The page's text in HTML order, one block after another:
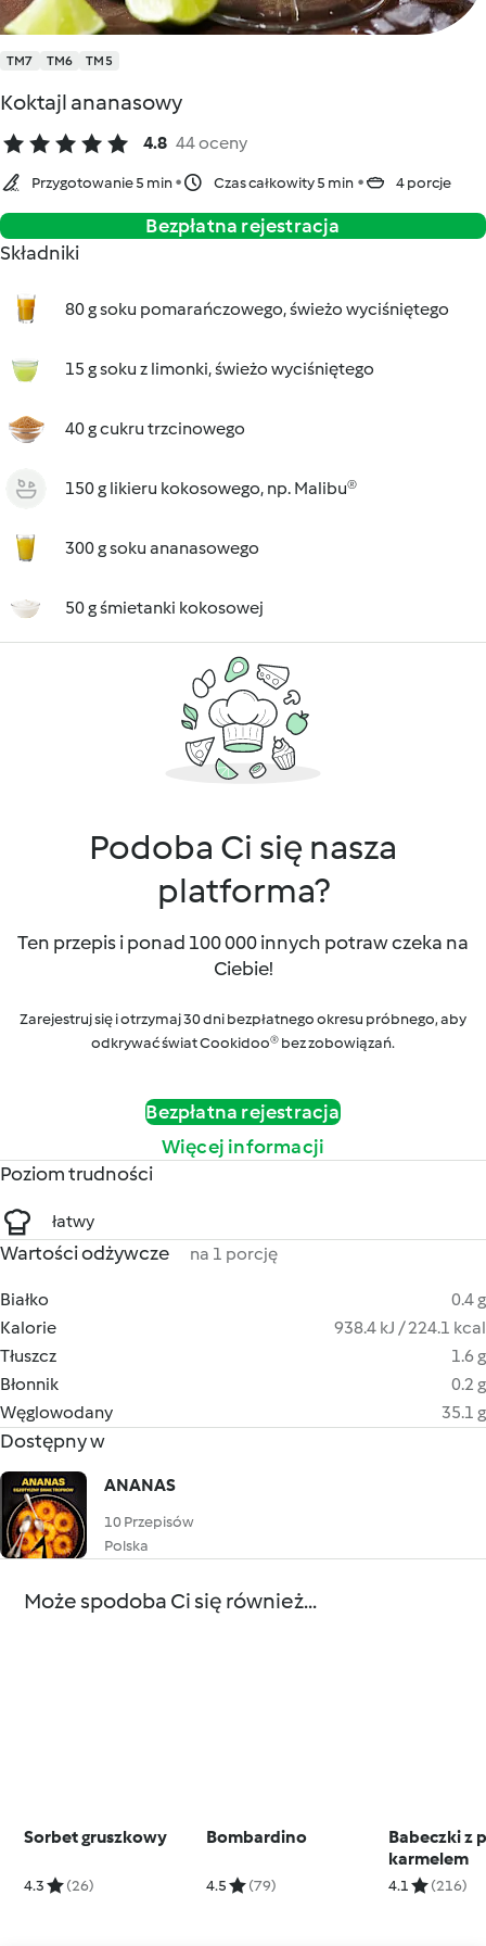
TM7 TM6 TM5
Koktajl ananasowy
4.8 44 oceny
Przygotowanie 5 min Czas całkowity 5 min 4 porcje
Bezpłatna rejestracja
Składniki
80 g soku pomarańczowego, świeżo wyciśniętego
15 g soku z limonki, świeżo wyciśniętego
40 g cukru trzcinowego
150 g likieru kokosowego, np. Malibu®
300 g soku ananasowego
50 g śmietanki kokosowej
Podoba Ci się nasza
platforma?
Ten przepis i ponad 100 000 innych potraw czeka na
Ciebie!
Zarejestruj się i otrzymaj 30 dni bezpłatnego okresu próbnego, aby
odkrywać świat Cookidoo® bez zobowiązań.
Bezpłatna rejestracja
Więcej informacji
Poziom trudności
łatwy
Wartości odżywcze na 1 porcję
Białko
0.4 g
Kalorie
938.4 kJ / 224.1 kcal
Tłuszcz
1.6 g
Błonnik
0.2 g
Węglowodany
35.1 g
Dostępny w
ANANAS
10 Przepisów
Polska
Może spodoba Ci się również...
Sorbet gruszkowy
4.3 (26)
Bombardino
4.5 (79)
Babeczki z
karmelem
4.1 (216)